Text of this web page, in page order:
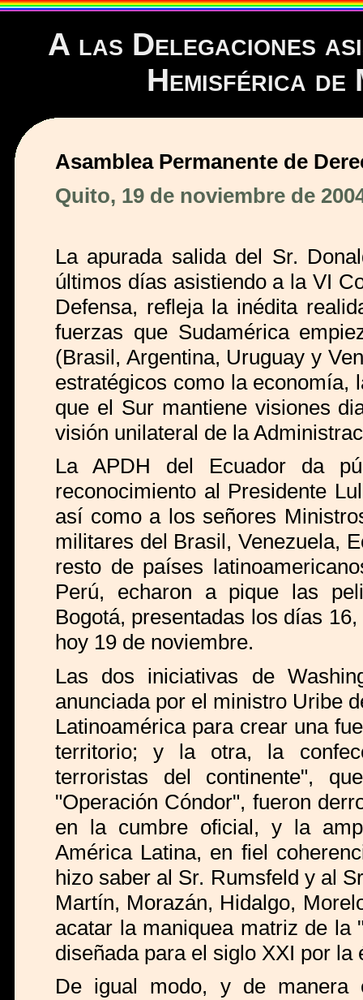
A las Delegaciones
Hemisférica
Asamblea Permanente de
Quito, 19 de noviembre de
La apurada salida del Sr.
últimos días asistiendo a la VI
Defensa, refleja la inédita
fuerzas que Sudamérica
(Brasil, Argentina, Uruguay y
estratégicos como la economía,
que el Sur mantiene visiones
visión unilateral de la
La APDH del Ecuador da
reconocimiento al Presidente
así como a los señores
militares del Brasil, Venezuela,
resto de países
Perú, echaron a pique las
Bogotá, presentadas los días
hoy 19 de noviembre.
Las dos iniciativas de
anunciada por el ministro Uribe
Latinoamérica para crear una
territorio; y la otra, la
terroristas del continente",
"Operación Cóndor", fueron
en la cumbre oficial, y la
América Latina, en fiel
hizo saber al Sr. Rumsfeld y al
Martín, Morazán, Hidalgo,
acatar la maniquea matriz de la
diseñada para el siglo XXI por
De igual modo, y de manera